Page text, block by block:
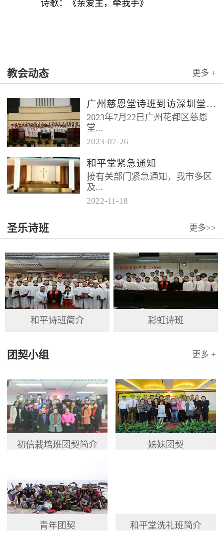
诗歌：《亲爱主，牵我手》
教会动态 更多 +
广州慈恩堂诗班到访深圳堂、和平堂
2023年7月22日广州花都区慈恩
堂...
联合诗班在叶海莲牧师的带领
下，先后到访基督教和平堂、深
圳堂。 上午和平堂教...
2023-07-26
和平堂紧急通知
接有关部门紧急通知，我市多区
及...
况比较复杂。基督教和平堂自11
月19日起，执行实施“双暂停”
2022-11 -18
圣乐诗班 更多>>
和平诗班简介 彩虹诗班
团契小组 更多 +
初信栽培班团契简介 姊妹团契
青年团契 和平堂洗礼班简介